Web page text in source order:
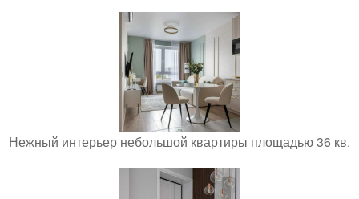
Нежный интерьер небольшой квартиры площадью 36 кв.